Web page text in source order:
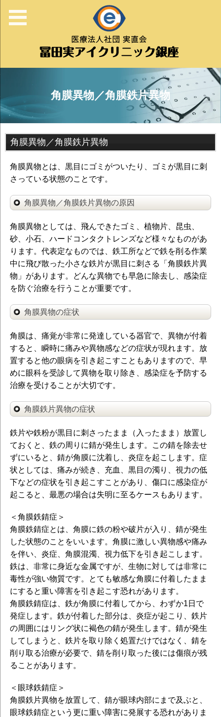
角膜異物／角膜鉄片異物
角膜異物／角膜鉄片異物
角膜異物とは、黒目にゴミがついたり、ゴミが黒目に刺
さっている状態のことです。
角膜異物／角膜鉄片異物の原因
角膜異物としては、飛んできたゴミ、植物片、昆虫、
砂、小石、ハードコンタクトレンズなど様々なものがあ
ります。代表定なものでは、鉄工所などで鉄を削る作業
中に飛び散った小さな鉄片が黒目に刺さる「角膜鉄片異
物」があります。どんな異物でも早急に除去し、感染症
を防ぐ治療を行うことが重要です。
角膜異物の症状
角膜は、痛覚が非常に発達している器官で、異物が付着
すると、瞬時に痛みや異物感などの症状が現れます。放
置すると他の眼病を引き起こすこともありますので、早
めに眼科を受診して異物を取り除き、感染症を予防する
治療を受けることが大切です。
角膜鉄片異物の症状
鉄片や鉄粉が黒目に刺さったまま（入ったまま）放置し
ておくと、鉄の周りに錆が発生します。この錆を除去せ
ずにいると、錆が角膜に沈着し、炎症を起こします。症
状としては、痛みが続き、充血、黒目の濁り、視力の低
下などの症状を引き起こすことがあり、傷口に感染症が
起こると、最悪の場合は失明に至るケースもあります。
＜角膜鉄錆症＞
角膜鉄錆症とは、角膜に鉄の粉や破片が入り、錆が発生
した状態のことをいいます。角膜に激しい異物感や痛み
を伴い、炎症、角膜混濁、視力低下を引き起こします。
鉄は、非常に身近な金属ですが、生物に対しては非常に
毒性が強い物質です。とても敏感な角膜に付着したまま
にすると重い障害を引き起こす恐れがあります。
角膜鉄錆症は、鉄が角膜に付着してから、わずか1日で
発症します。鉄が付着した部分は、炎症が起こり、鉄片
の周囲にはリング状に褐色の錆が発生します。錆が発生
してしまうと、鉄片を取り除く処置だけではなく、錆を
削り取る治療が必要で、錆を削り取った後には傷痕が残
ることがあります。
＜眼球鉄錆症＞
角膜鉄片異物を放置して、錆が眼球内部にまで及ぶと、
眼球鉄錆症という更に重い障害に発展する恐れがありま